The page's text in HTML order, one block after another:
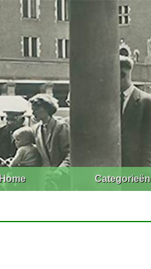
Home Categorieën